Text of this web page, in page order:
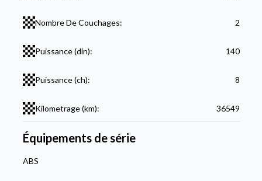
Nombre De Couchages: 2
Puissance (din): 140
Puissance (ch): 8
Kilometrage (km): 36549
Équipements de série
ABS